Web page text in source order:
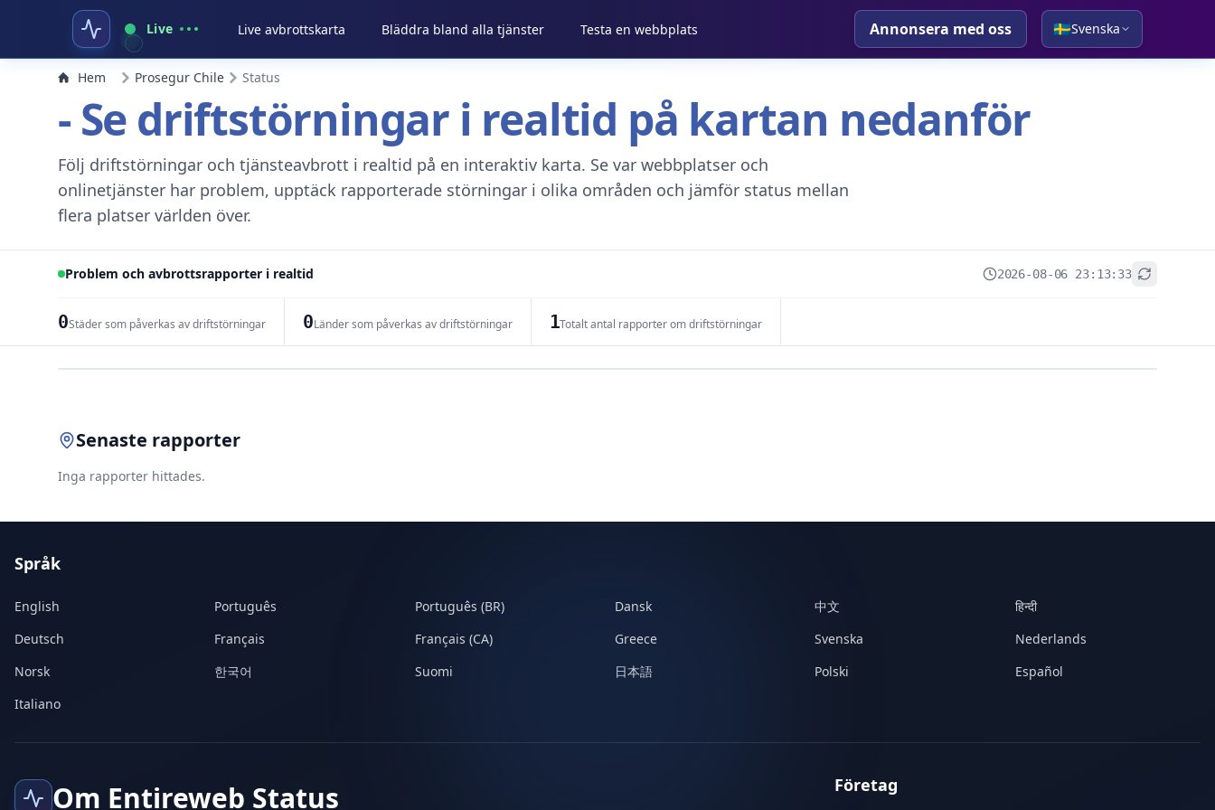
Live Live avbrottskarta Bläddra bland alla tjänster Testa en webbplats Annonsera med oss 🇸🇪Svenska
Hem Prosegur Chile Status
- Se driftstörningar i realtid på kartan nedanför
Följ driftstörningar och tjänsteavbrott i realtid på en interaktiv karta. Se var webbplatser och
onlinetjänster har problem, upptäck rapporterade störningar i olika områden och jämför status mellan
flera platser världen över.
Problem och avbrottsrapporter i realtid 2026-08-06 23:13:33
0Städer som påverkas av driftstörningar 0Länder som påverkas av driftstörningar 1Totalt antal rapporter om driftstörningar
Senaste rapporter
Inga rapporter hittades.
Språk
English Português Português (BR) Dansk 中文
हिन्दी
Deutsch
Français Français (CA) Greece Svenska
Nederlands
Norsk
한국어 Suomi 日本語 Polski
Español
Italiano
Om Entireweb Status Företag